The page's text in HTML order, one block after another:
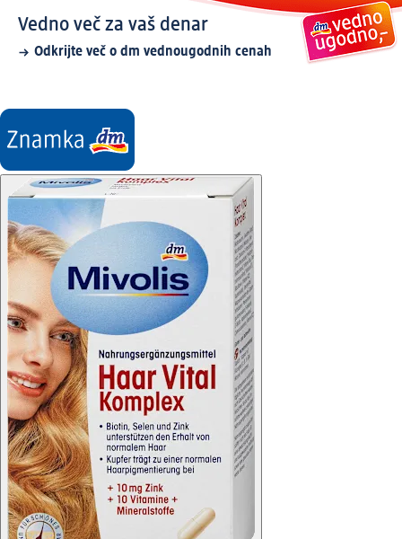
Vedno več za vaš denar
Odkrijte več o dm vednougodnih cenah